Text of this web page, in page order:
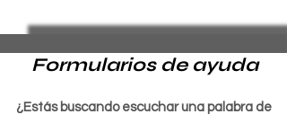
staff provide essential  items—
blankets, food, clothing, and warm
prayer, and Bibles.
Formularios de ayuda
¿Estás buscando escuchar una palabra de